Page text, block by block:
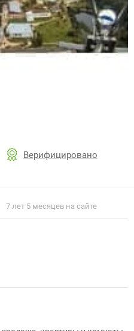
Верифицировано
7 лет 5 месяцев на сайте